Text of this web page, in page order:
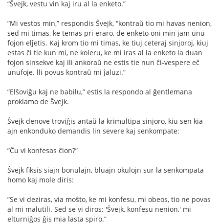
“Ŝvejk, vestu vin kaj iru al la enketo.”
”Mi vestos min,” respondis Ŝvejk, “kontraŭ tio mi havas nenion,
sed mi timas, ke temas pri eraro, de enketo oni min jam unu
fojon elĵetis. Kaj krom tio mi timas, ke tiuj ceteraj sinjoroj, kiuj
estas ĉi tie kun mi, ne koleru, ke mi iras al la enketo la duan
fojon sinsekve kaj ili ankoraŭ ne estis tie nun ĉi-vespere eĉ
unufoje. lli povus kontraŭ mi ĵaluzi.”
”Elŝoviĝu kaj ne babilu,” estis la respondo al ĝentlemana
proklamo de Ŝvejk.
Ŝvejk denove troviĝis antaŭ la krimultipa sinjoro, kiu sen kia
ajn enkonduko demandis lin severe kaj senkompate:
”Ĉu vi konfesas ĉion?”
Ŝvejk ﬁksis siajn bonulajn, bluajn okulojn sur la senkompata
homo kaj mole diris:
”Se vi deziras, via moŝto, ke mi konfesu, mi obeos, tio ne povas
al mi malutili. Sed se vi diros: 'Ŝvejk, konfesu nenion,' mi
elturniĝos ĝis mia lasta spiro.”